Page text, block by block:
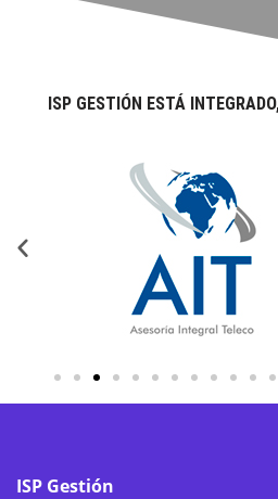
ISP GESTIÓN ESTÁ
ISP Gestión